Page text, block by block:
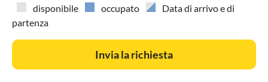
disponibile
occupato
Data di arrivo e di
partenza
Invia la richiesta